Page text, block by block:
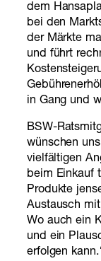
dem
bei den
der Märkte
und führt
in Gang und
BSW-
wünschen
vielfältigen
beim Einkauf
Produkte
Austausch
Wo auch ein
und ein
erfolgen